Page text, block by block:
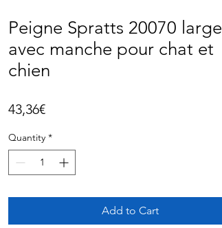
Peigne Spratts 20070 large
avec manche pour chat et
chien
43,36€Price
Quantity *
Add to Cart